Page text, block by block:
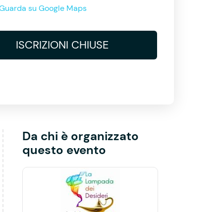
su Google Maps
ISCRIZIONI CHIUSE
Da chi è organizzato
questo evento